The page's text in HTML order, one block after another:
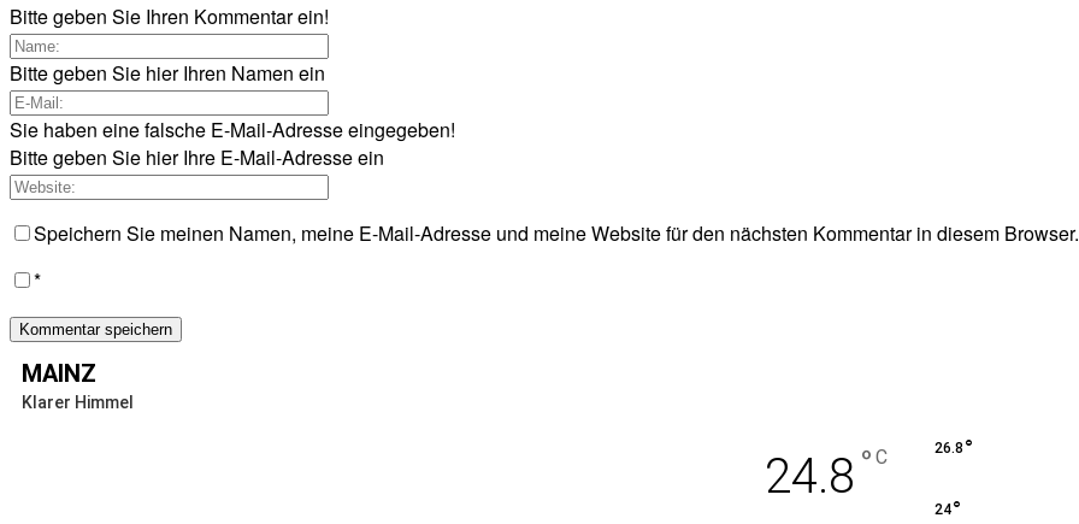
Bitte geben Sie Ihren Kommentar ein!
Bitte geben Sie hier Ihren Namen ein
Sie haben eine falsche E-Mail-Adresse eingegeben!
Bitte geben Sie hier Ihre E-Mail-Adresse ein
Speichern Sie meinen Namen, meine E-Mail-Adresse und meine Website für den nächsten Kommentar in diesem Browser.
*
MAINZ
Klarer Himmel
24.8 ° C 26.8 °
24°